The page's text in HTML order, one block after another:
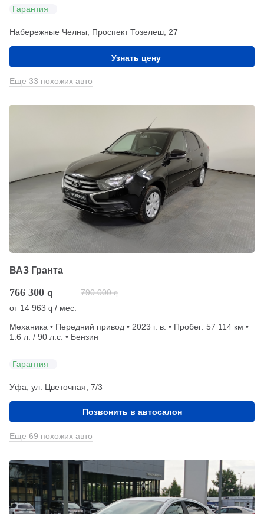
Гарантия
Набережные Челны, Проспект Тозелеш, 27
Узнать цену
Еще 33 похожих авто
ВАЗ Гранта
766 300 q 790 000 q
от 14 963 q / мес.
Механика • Передний привод • 2023 г. в. • Пробег: 57 114 км •
1.6 л. / 90 л.с. • Бензин
Гарантия
Уфа, ул. Цветочная, 7/3
Позвонить в автосалон
Еще 69 похожих авто